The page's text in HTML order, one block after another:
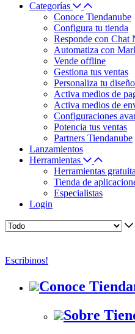
Categorías
Conoce Tiendanube
Configura tu tienda
Responde con Chat
Automatiza con
Vende offline
Gestiona tus ventas
Personaliza tu diseño
Activa medios de
Activa medios de
Configuraciones
Potencia tus ventas
Partners Tiendanube
Lanzamientos
Herramientas
Herramientas
Tienda de
Especialistas
Login
Escribinos!
Conoce
Sobre